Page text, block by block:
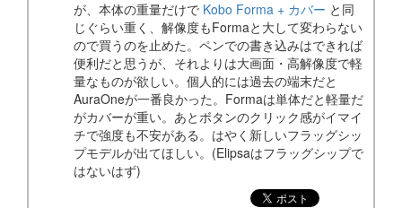
が、本体の重量だけで Kobo Forma + カバー と同
じぐらい重く、解像度もFormaと大して変わらない
ので買うのを止めた。ペンでの書き込みはできれば
便利だと思うが、それよりは大画面・高解像度で軽
量なものが欲しい。個人的には過去の端末だと
AuraOneが一番良かった。Formaは単体だと軽量だ
がカバーが重い。あとボタンのクリック感がイマイ
チで強度も不安がある。はやく新しいフラッグシッ
プモデルが出てほしい。(Elipsaはフラッグシップで
はないはず)